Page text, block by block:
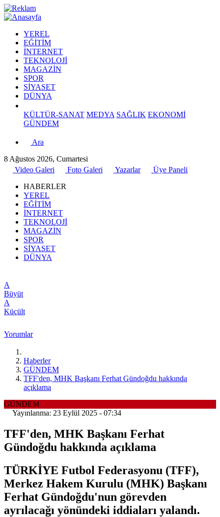
YEREL
EĞİTİM
İNTERNET
TEKNOLOJİ
MAGAZİN
SPOR
SİYASET
DÜNYA
KÜLTÜR-SANAT MEDYA SAĞLIK EKONOMİ
GÜNDEM
Ara
8 Ağustos 2026, Cumartesi
Video Galeri
Foto Galeri Yazarlar
Üye Paneli
HABERLER
YEREL
EĞİTİM
İNTERNET
TEKNOLOJİ
MAGAZİN
SPOR
SİYASET
DÜNYA
A
Büyüt
A
Küçült
Yorumlar
Haberler
GÜNDEM
TFF'den, MHK Başkanı Ferhat Gündoğdu hakkında
açıklama
GÜNDEM
Yayınlanma: 23 Eylül 2025 - 07:34
TFF'den, MHK Başkanı Ferhat
Gündoğdu hakkında açıklama
TÜRKİYE Futbol Federasyonu (TFF),
Merkez Hakem Kurulu (MHK) Başkanı
Ferhat Gündoğdu'nun görevden
ayrılacağı yönündeki iddiaları yalandı.